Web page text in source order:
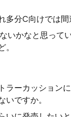
多分C向けでは間
いかなと思って
。
ラーカッション
いですか。